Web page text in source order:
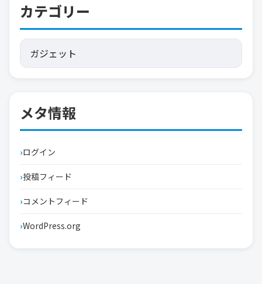
カテゴリー
メタ情報
ログイン
投稿フィード
コメントフィード
WordPress.org